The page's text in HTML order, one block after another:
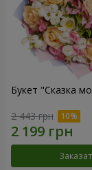
Букет "Сказка
2 443 грн